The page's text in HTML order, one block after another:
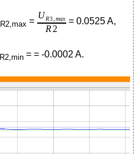
R2,max = = 0.0525 A,
R2,min = = -0.0002 A.